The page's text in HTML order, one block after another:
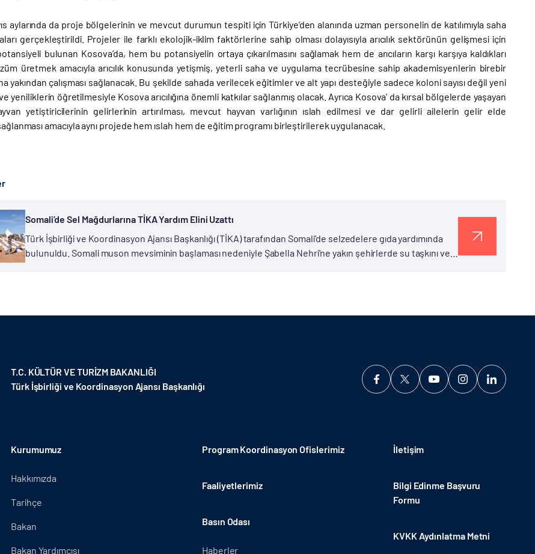
aylarında da proje bölgelerinin ve mevcut durumun tespiti için Türkiye’den alanında uzman personelin de katılımıyla saha
gerçekleştirildi. Projeler ile farklı ekolojik-iklim faktörlerine sahip olması dolayısıyla arıcılık sektörünün gelişmesi için
bulunan Kosova’da, hem bu potansiyelin ortaya çıkarılmasını sağlamak hem de arıcıların karşı karşıya kaldıkları
üretmek amacıyla arıcılık konusunda yetişmiş, yeterli saha ve uygulama tecrübesine sahip akademisyenlerin birebir
yakından çalışması sağlanacak. Bu şekilde sahada verilecek eğitimler ve alt yapı desteğiyle sadece koloni sayısı değil yeni
yeniliklerin öğretilmesiyle Kosova arıcılığına önemli katkılar sağlanmış olacak. Ayrıca Kosova’ da kırsal bölgelerde yaşayan
yetiştiricilerinin gelirlerinin artırılması, mevcut hayvan varlığının ıslah edilmesi ve dar gelirli ailelerin gelir elde
amacıyla aynı projede hem ıslah hem de eğitim programı birleştirilerek uygulanacak.
Somali’de Sel Mağdurlarına TİKA Yardım Elini Uzattı
Türk İşbirliği ve Koordinasyon Ajansı Başkanlığı (TİKA) tarafından Somali’de selzedelere gıda yardımında
bulunuldu. Somali muson mevsiminin başlaması nedeniyle Şabella Nehri’ne yakın şehirlerde su taşkını ve
T.C. KÜLTÜR VE TURİZM BAKANLIĞI
Türk İşbirliği ve Koordinasyon Ajansı Başkanlığı
Kurumumuz
Hakkımızda
Tarihçe
Bakan
Bakan Yardımcısı
Program Koordinasyon Ofislerimiz
Faaliyetlerimiz
Basın Odası
Haberler
İletişim
Bilgi Edinme Başvuru
Formu
KVKK Aydınlatma Metni